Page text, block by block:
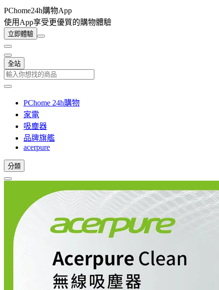
PChome24h購物App
使用App享受更優質的購物體驗
立即體驗
全站
PChome 24h購物
家電
吸塵器
品牌旗艦
acerpure
分類